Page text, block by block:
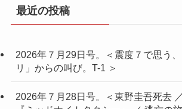
最近の投稿
2026年７月29日号。＜震度７で思う
リ」からの叫び。T-1 ＞
2026年７月28日号。＜東野圭吾死去